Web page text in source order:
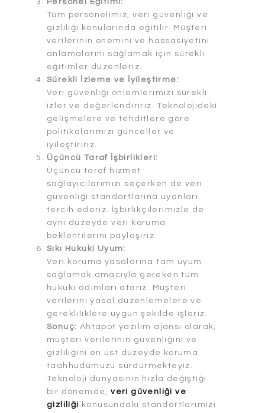
Personel Eğitimi:
Tüm personelimiz, veri güvenliği ve
gizliliği konularında eğitilir. Müşteri
verilerinin önemini ve hassasiyetini
anlamalarını sağlamak için sürekli
eğitimler düzenleriz.
Sürekli İzleme ve İyileştirme:
Veri güvenliği önlemlerimizi sürekli
izler ve değerlendiririz. Teknolojideki
gelişmelere ve tehditlere göre
politikalarımızı günceller ve
iyileştiririz.
Üçüncü Taraf İşbirlikleri:
Üçüncü taraf hizmet
sağlayıcılarımızı seçerken de veri
güvenliği standartlarına uyanları
tercih ederiz. İşbirlikçilerimizle de
aynı düzeyde veri koruma
beklentilerini paylaşırız.
Sıkı Hukuki Uyum:
Veri koruma yasalarına tam uyum
sağlamak amacıyla gereken tüm
hukuki adımları atarız. Müşteri
verilerini yasal düzenlemelere ve
gerekliliklere uygun şekilde işleriz.
Sonuç: Ahtapot yazılım ajansı olarak,
müşteri verilerinin güvenliğini ve
gizliliğini en üst düzeyde koruma
taahhüdümüzü sürdürmekteyiz.
Teknoloji dünyasının hızla değiştiği
bir dönemde,veri güvenliği ve
gizliliği konusundaki standartlarımızı